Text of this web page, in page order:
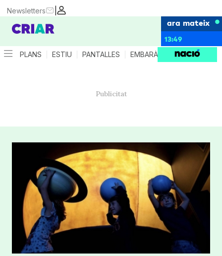
|
Newsletters
ara mateix
13:49
PLANS ESTIU PANTALLES EMBARÀS CRIANÇA